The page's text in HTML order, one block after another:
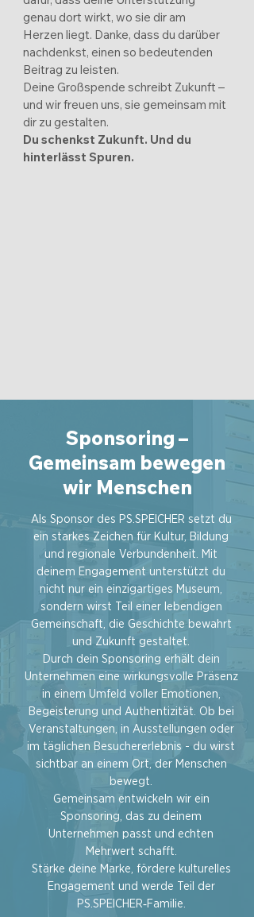
genau dort wirkt, wo sie dir am
Herzen liegt. Danke, dass du darüber
nachdenkst, einen so bedeutenden
Beitrag zu leisten.
Deine Großspende schreibt Zukunft –
und wir freuen uns, sie gemeinsam mit
dir zu gestalten.
Du schenkst Zukunft. Und du
hinterlässt Spuren.
​Sponsoring –
Gemeinsam bewegen
wir Menschen
Als Sponsor des PS.SPEICHER setzt du
ein starkes Zeichen für Kultur, Bildung
und regionale Verbundenheit. Mit
deinem Engagement unterstützt du
nicht nur ein einzigartiges Museum,
sondern wirst Teil einer lebendigen
Gemeinschaft, die Geschichte bewahrt
und Zukunft gestaltet.
Durch dein Sponsoring erhält dein
Unternehmen eine wirkungsvolle Präsenz
in einem Umfeld voller Emotionen,
Begeisterung und Authentizität. Ob bei
Veranstaltungen, in Ausstellungen oder
im täglichen Besuchererlebnis - du wirst
sichtbar an einem Ort, der Menschen
bewegt.
Gemeinsam entwickeln wir ein
Sponsoring, das zu deinem
Unternehmen passt und echten
Mehrwert schafft.
Stärke deine Marke, fördere kulturelles
Engagement und werde Teil der
PS.SPEICHER‑Familie.